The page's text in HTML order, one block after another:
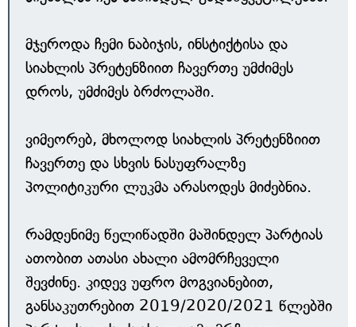
მჯეროდა ჩემი ნაბიჯის, ინსტიქტისა და
სიახლის პრეტენზიით ჩავერთე უმძიმეს
დროს, უმძიმეს ბრძოლაში.
ვიმეორებ, მხოლოდ სიახლის პრეტენზიით
ჩავერთე და სხვის ნასუფრალზე
პოლიტიკური ლუკმა არასოდეს მიძებნია.
რამდენიმე წელიწადში მაშინდელ პარტიას
ათობით ათასი ახალი ამომრჩეველი
შევძინე. კიდევ უფრო მოგვიანებით,
განსაკუთრებით 2019/2020/2021 წლებში